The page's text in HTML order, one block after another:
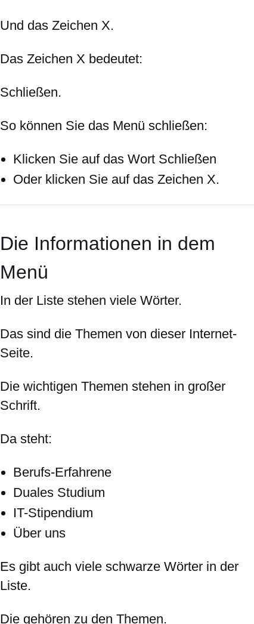
Und das Zeichen X.
Das Zeichen X bedeutet:
Schließen.
So können Sie das Menü schließen:
Klicken Sie auf das Wort Schließen
Oder klicken Sie auf das Zeichen X.
Die Informationen in dem
Menü
In der Liste stehen viele Wörter.
Das sind die Themen von dieser Internet-
Seite.
Die wichtigen Themen stehen in großer
Schrift.
Da steht:
Berufs-Erfahrene
Duales Studium
IT-Stipendium
Über uns
Es gibt auch viele schwarze Wörter in der
Liste.
Die gehören zu den Themen.